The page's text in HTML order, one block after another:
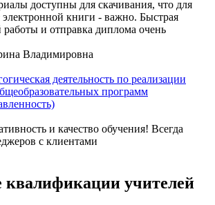
доступны для скачивания, что для
книги - важно. Быстрая
работы и отправка диплома очень
Владимировна
деятельность по реализации
программ
и качество обучения! Всегда
с клиентами
учителей